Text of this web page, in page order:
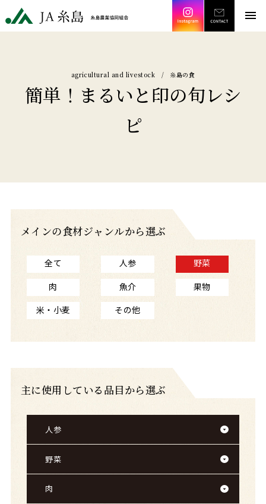
JA糸島 糸島農業協同組合
Instagram
menu
agricultural and livestock / 糸島の食
簡単！まるいと印の旬レシ
ピ
メインの食材ジャンルから選ぶ
全て 人参
野菜
肉
魚介
果物
米・小麦
その他
主に使用している品目から選ぶ
人参
野菜
肉